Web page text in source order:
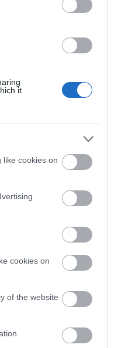
it
cookies on
cookies on
of the website